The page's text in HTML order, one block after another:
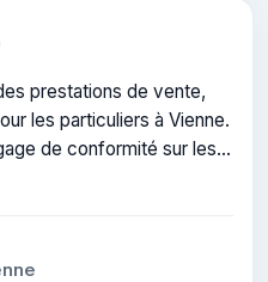
prestations de vente,
les particuliers à Vienne.
de conformité sur les